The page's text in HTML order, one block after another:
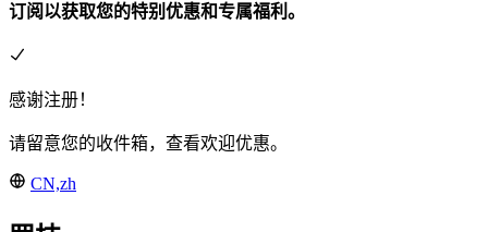
订阅以获取您的特别优惠和专属福利。
感谢注册！
请留意您的收件箱，查看欢迎优惠。
CN,zh